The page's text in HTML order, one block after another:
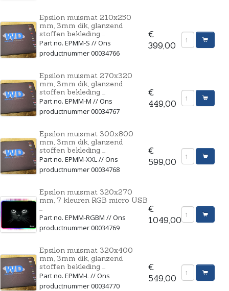
Epsilon muismat 210x250
mm, 3mm dik, glanzend
stoffen bekleding ...
Part no. EPMM-S // Ons
productnummer 00034766
€
399,00
Epsilon muismat 270x320
mm, 3mm dik, glanzend
stoffen bekleding ...
Part no. EPMM-M // Ons
productnummer 00034767
€
449,00
Epsilon muismat 300x800
mm, 3mm dik, glanzend
stoffen bekleding ...
Part no. EPMM-XXL // Ons
productnummer 00034768
€
599,00
Epsilon muismat 320x270
mm, 7 kleuren RGB micro USB
...
Part no. EPMM-RGBM // Ons
productnummer 00034769
€
1049,00
Epsilon muismat 320x400
mm, 3mm dik, glanzend
stoffen bekleding ...
Part no. EPMM-L // Ons
productnummer 00034770
€
549,00